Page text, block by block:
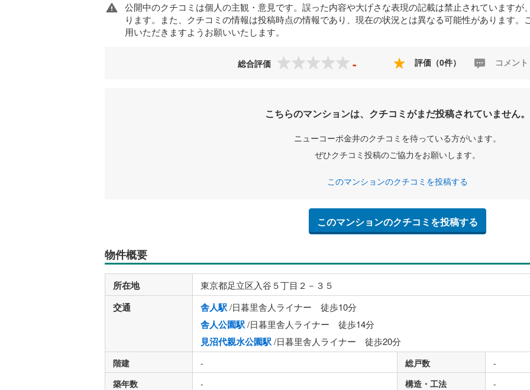
公開中のクチコミは個人の主観・意見です。誤った内容や大げさな表現の記載は禁止されていますが
ります。また、クチコミの情報は投稿時点の情報であり、現在の状況とは異なる可能性があります
用いただきますようお願いいたします。
総合評価 - 評価（0件） コメン
こちらのマンションは、クチコミがまだ投稿されていません。
ニューコーポ金井のクチコミを待っている方がいます。
ぜひクチコミ投稿のご協力をお願いします。
このマンションのクチコミを投稿する
このマンションのクチコミを投稿する
物件概要
所在地 東京都足立区入谷５丁目２－３５
交通 舎人駅/日暮里舎人ライナー 徒歩10分
舎人公園駅/日暮里舎人ライナー 徒歩14分
見沼代親水公園駅/日暮里舎人ライナー 徒歩20分
階建 - 総戸数
-
築年数
- 構造・工法
-